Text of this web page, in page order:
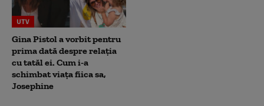
UTV
Gina Pistol a vorbit pentru
prima dată despre relația
cu tatăl ei. Cum i-a
schimbat viața fiica sa,
Josephine